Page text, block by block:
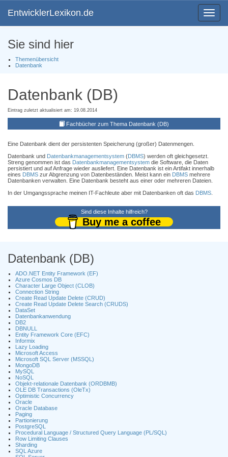
Toggle
EntwicklerLexikon.de
Sie sind hier
Themenübersicht
Datenbank
Datenbank (DB)
Eintrag zuletzt aktualisiert am: 19.08.2014
Fachbücher zum Thema Datenbank (DB)
Eine Datenbank dient der persistenten Speicherung (großer) Datenmengen.
Datenbank und Datenbankmanagementsystem (DBMS) werden oft gleichgesetzt.
Streng genommen ist das Datenbankmanagementsystem die Software, die Daten
persistiert und auf Anfrage wieder ausliefert. Eine Datenbank ist ein Artifakt innerhalb
eines DBMS zur Abgrenzung von Datenbeständen. Meist kann ein DBMS mehrere
Datenbanken verwalten. Eine Datenbank besteht aus einer oder mehreren Dateien.
In der Umgangssprache meinen IT-Fachleute aber mit Datenbanken oft das DBMS
Sind diese Inhalte hilfreich?
Buy me a coffee
Datenbank (DB)
ADO.NET Entity Framework (EF)
Azure Cosmos DB
Character Large Object (CLOB)
Connection String
Create Read Update Delete (CRUD)
Create Read Update Delete Search (CRUDS)
DataSet
Datenbankanwendung
DB2
DBNULL
Entity Framework Core (EFC)
Informix
Lazy Loading
Microsoft Access
Microsoft SQL Server (MSSQL)
MongoDB
MySQL
NoSQL
Objekt-relationale Datenbank (ORDBMB)
OLE DB Transactions (OleTx)
Optimistic Concurrency
Oracle
Oracle Database
Paging
Partionierung
PostgreSQL
Procedural Language / Structured Query Language (PL/SQL)
Row Limiting Clauses
Sharding
SQL Azure